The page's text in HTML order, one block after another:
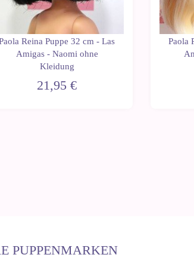
Reina Puppe 32 cm - Las
Amigas - Naomi ohne
Kleidung
21,95 €
Paola
PUPPENMARKEN